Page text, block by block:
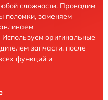
сложности. Проводим
поломки, заменяем
Используем оригинальные
запчасти, после
функций и